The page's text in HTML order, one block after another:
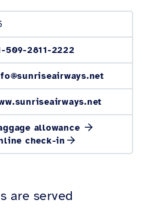
509-2811-2222
allowance
check-in
are served